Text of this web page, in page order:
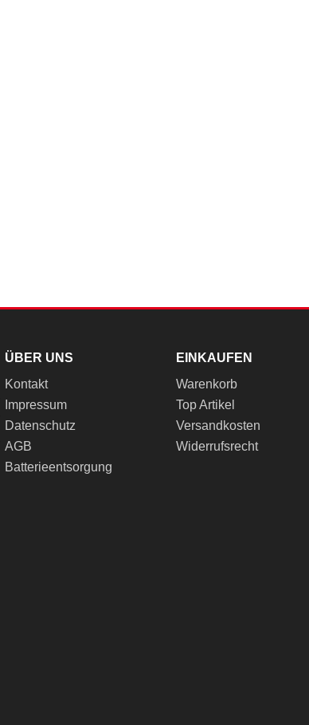
ÜBER UNS
Kontakt
Impressum
Datenschutz
AGB
Batterieentsorgung
EINKAUFEN
Warenkorb
Top Artikel
Versandkosten
Widerrufsrecht